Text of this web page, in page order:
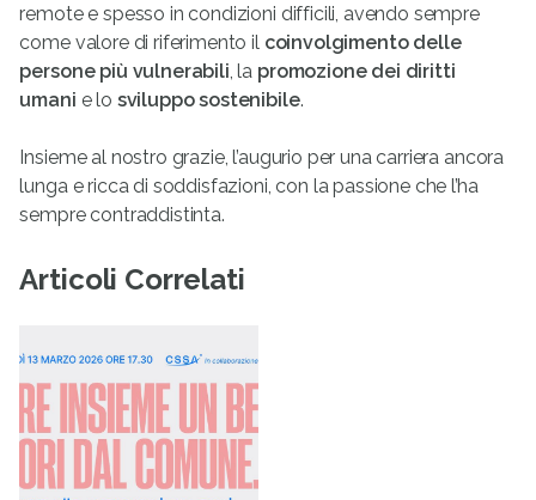
remote e spesso in condizioni difficili, avendo sempre
come valore di riferimento il coinvolgimento delle
persone più vulnerabili, la promozione dei diritti
umani e lo sviluppo sostenibile.
Insieme al nostro grazie, l’augurio per una carriera ancora
lunga e ricca di soddisfazioni, con la passione che l’ha
sempre contraddistinta.
Articoli Correlati